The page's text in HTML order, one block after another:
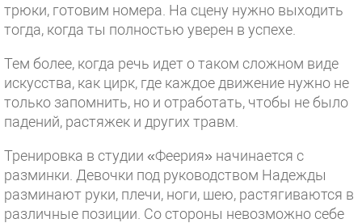
трюки, готовим номера. На сцену нужно выходить
тогда, когда ты полностью уверен в успехе.
Тем более, когда речь идет о таком сложном виде
искусства, как цирк, где каждое движение нужно не
только запомнить, но и отработать, чтобы не было
падений, растяжек и других травм.
Тренировка в студии «Феерия» начинается с
разминки. Девочки под руководством Надежды
разминают руки, плечи, ноги, шею, растягиваются в
различные позиции. Со стороны невозможно себе